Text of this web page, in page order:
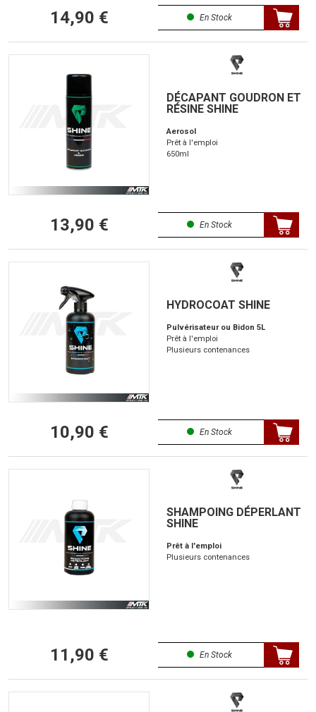
14,90 € En Stock
DÉCAPANT GOUDRON ET
RÉSINE SHINE
Aerosol
Prêt à l'emploi
650ml
13,90 € En Stock
HYDROCOAT SHINE
Pulvérisateur ou Bidon 5L
Prêt à l'emploi
Plusieurs contenances
10,90 € En Stock
SHAMPOING DÉPERLANT
SHINE
Prêt à l'emploi
Plusieurs contenances
11,90 € En Stock